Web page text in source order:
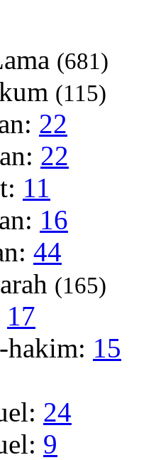
(681)
(115)
22
22
11
16
44
(165)
17
15
24
9